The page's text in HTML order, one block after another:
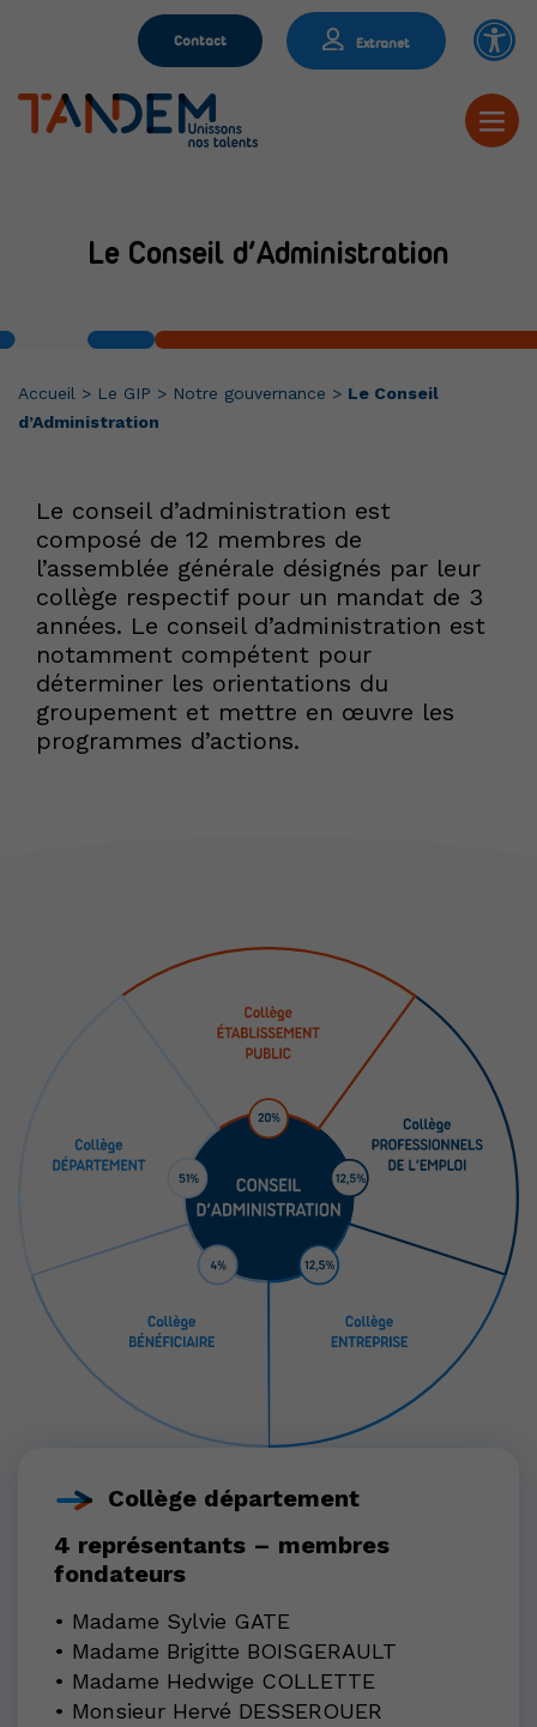
Contact Extranet
Le Conseil d’Administration
Accueil > Le GIP > Notre gouvernance > Le Conseil
d’Administration
Le conseil d’administration est
composé de 12 membres de
l’assemblée générale désignés par leur
collège respectif pour un mandat de 3
années. Le conseil d’administration est
notamment compétent pour
déterminer les orientations du
groupement et mettre en œuvre les
programmes d’actions.
Collège département
4 représentants – membres
fondateurs
• Madame Sylvie GATE
• Madame Brigitte BOISGERAULT
• Madame Hedwige COLLETTE
• Monsieur Hervé DESSEROUER